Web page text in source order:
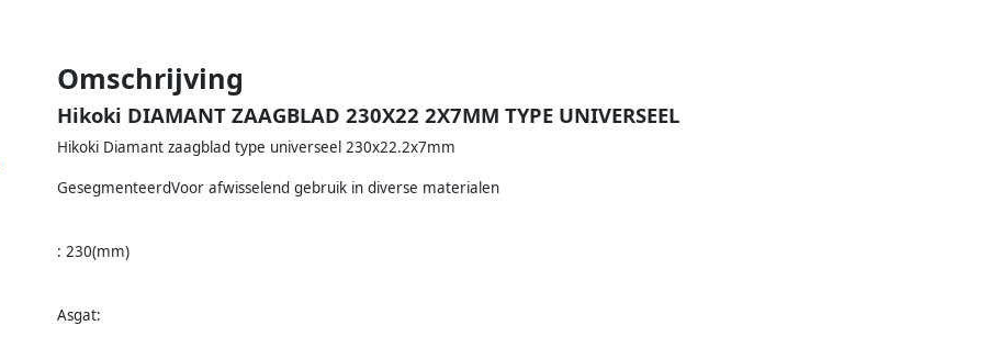
Omschrijving
Hikoki DIAMANT ZAAGBLAD 230X22 2X7MM TYPE UNIVERSEEL
Hikoki Diamant zaagblad type universeel 230x22.2x7mm
GesegmenteerdVoor afwisselend gebruik in diverse materialen
: 230(mm)
Asgat: